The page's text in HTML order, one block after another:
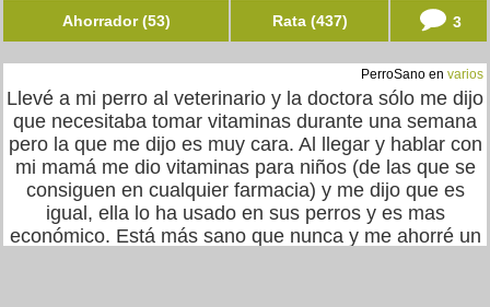
Ahorrador (53) Rata (437) 3
PerroSano en varios
Llevé a mi perro al veterinario y la doctora sólo me dijo
que necesitaba tomar vitaminas durante una semana
pero la que me dijo es muy cara. Al llegar y hablar con
mi mamá me dio vitaminas para niños (de las que se
consiguen en cualquier farmacia) y me dijo que es
igual, ella lo ha usado en sus perros y es mas
económico. Está más sano que nunca y me ahorré un